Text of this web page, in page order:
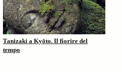
Tanizaki a Kyōto. Il fiorire del
tempo